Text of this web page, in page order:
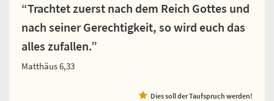
“Trachtet zuerst nach dem Reich Gottes und
nach seiner Gerechtigkeit, so wird euch das
alles zufallen.”
Matthäus 6,33
Dies soll der Taufspruch werden!